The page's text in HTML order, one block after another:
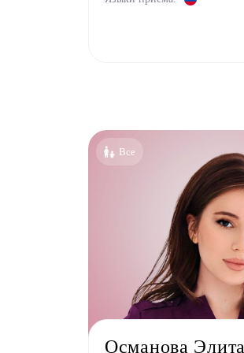
Все
Османова Элита